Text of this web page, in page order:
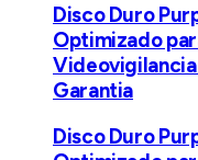
Disco Duro
Optimizado
Garantia
Disco Duro